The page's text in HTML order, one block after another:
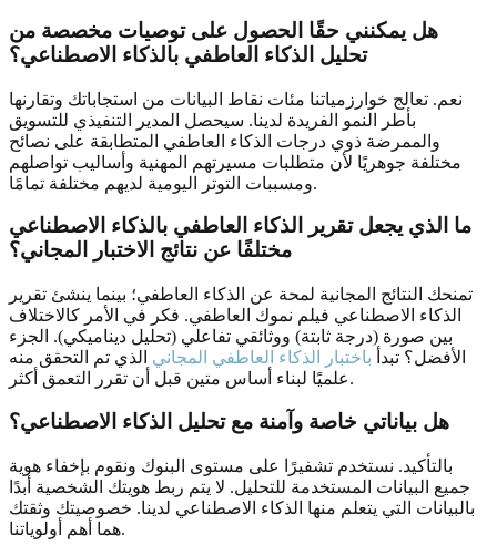
هل يمكنني حقًا الحصول على توصيات مخصصة من
تحليل الذكاء العاطفي بالذكاء الاصطناعي؟
نعم. تعالج خوارزمياتنا مئات نقاط البيانات من استجاباتك وتقارنها
بأطر النمو الفريدة لدينا. سيحصل المدير التنفيذي للتسويق
والممرضة ذوي درجات الذكاء العاطفي المتطابقة على نصائح
مختلفة جوهريًا لأن متطلبات مسيرتهم المهنية وأساليب تواصلهم
ومسببات التوتر اليومية لديهم مختلفة تمامًا.
ما الذي يجعل تقرير الذكاء العاطفي بالذكاء الاصطناعي
مختلفًا عن نتائج الاختبار المجاني؟
تمنحك النتائج المجانية لمحة عن الذكاء العاطفي؛ بينما ينشئ تقرير
الذكاء الاصطناعي فيلم نموك العاطفي. فكر في الأمر كالاختلاف
بين صورة (درجة ثابتة) ووثائقي تفاعلي (تحليل ديناميكي). الجزء
الأفضل؟ تبدأ باختبار الذكاء العاطفي المجاني الذي تم التحقق منه
علميًا لبناء أساس متين قبل أن تقرر التعمق أكثر.
هل بياناتي خاصة وآمنة مع تحليل الذكاء الاصطناعي؟
بالتأكيد. نستخدم تشفيرًا على مستوى البنوك ونقوم بإخفاء هوية
جميع البيانات المستخدمة للتحليل. لا يتم ربط هويتك الشخصية أبدًا
بالبيانات التي يتعلم منها الذكاء الاصطناعي لدينا. خصوصيتك وثقتك
هما أهم أولوياتنا.